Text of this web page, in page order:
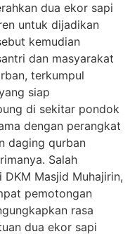
dua ekor sapi
untuk dijadikan
kemudian
dan masyarakat
terkumpul
siap
di sekitar pondok
dengan perangkat
daging qurban
Salah
Masjid Muhajirin,
pemotongan
rasa
dua ekor sapi